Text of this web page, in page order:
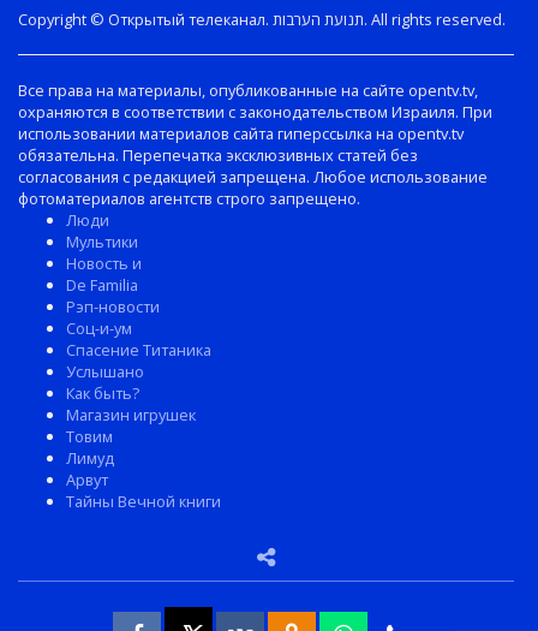
Copyright © Открытый телеканал. תנועת הערבות. All rights reserved.
Все права на материалы, опубликованные на сайте opentv.tv,
охраняются в соответствии с законодательством Израиля. При
использовании материалов сайта гиперссылка на opentv.tv
обязательна. Перепечатка эксклюзивных статей без
согласования с редакцией запрещена. Любое использование
фотоматериалов агентств строго запрещено.
Люди
Мультики
Новость и
De Familia
Рэп-новости
Соц-и-ум
Спасение Титаника
Услышано
Как быть?
Магазин игрушек
Товим
Лимуд
Арвут
Тайны Вечной книги